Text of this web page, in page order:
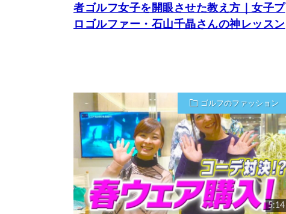
者ゴルフ女子を開眼させた教え方｜女子プ
ロゴルファー・石山千晶さんの神レッスン
ゴルフのファッション
5:14